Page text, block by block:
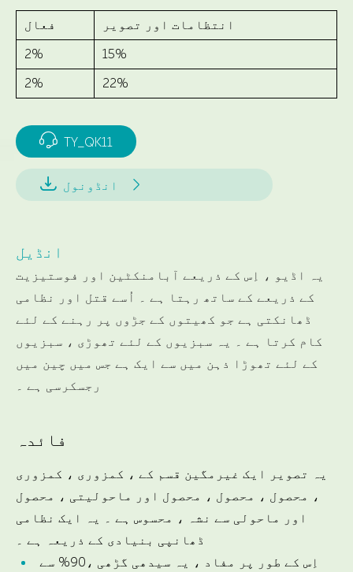
فعال
انتظامات اور تصویر
2%
15%
2%
22%
 TY_QK11
 انڈونول 
انڈیل
یہ اڈیو ، اِس کے ذریعے آبامنکٹین اور فوستیزیت
کے ذریعے کے ساتھ رہتا ہے ۔ اُسے قتل اور نظامی
ڈھانکتی ہے جو کھیتوں کے جڑوں پر رہنے کے لئے
کام کرتا ہے ۔ یہ سبزیوں کے لئے تھوڑی ، سبزیوں
کے لئے تھوڑا ذہن میں سے ایک ہے جس میں چین میں
رجسکرسی ہے ۔
فائدہ
یہ تصویر ایک غیرمگین قسم کے ، کمزوری ، کمزوری
، محصول ، محصول ، محصول اور ماحولیتی ، محصول
اور ماحولی سے نشہ ، محسوس ہے ۔ یہ ایک نظامی
ڈھانپی بنیادی کے ذریعہ ہے ۔
اِس کے طور پر مفاد ، یہ سیدھی گڑھی ،90% سے